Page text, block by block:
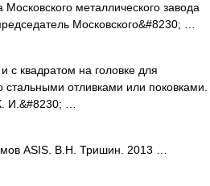
металлического завода
Московского&#8230; …
с квадратом на головке для
отливками или поковками.
И.&#8230; …
ASIS. В.Н. Тришин. 2013 …